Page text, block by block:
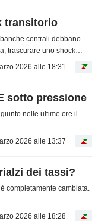
transitorio
centrali debbano
trascurare uno shock
2026 alle 18:31
sotto pressione
nelle ultime ore il
2026 alle 13:37
dei tassi?
completamente cambiata.
2026 alle 18:28